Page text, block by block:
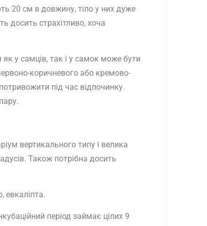
20 см в довжину, тіло у них дуже
досить страхітливо, хоча
у самців, так і у самок може бути
коричневого або кремово-
під час відпочинку.
вертикального типу і велика
Також потрібна досить
евкаліпта.
період займає цілих 9